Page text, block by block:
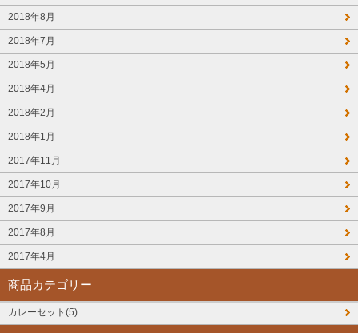
2018年8月
2018年7月
2018年5月
2018年4月
2018年2月
2018年1月
2017年11月
2017年10月
2017年9月
2017年8月
2017年4月
商品カテゴリー
カレーセット(5)